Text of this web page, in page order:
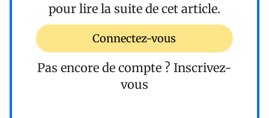
pour lire la suite de cet article.
Connectez-vous
Pas encore de compte ? Inscrivez-
vous